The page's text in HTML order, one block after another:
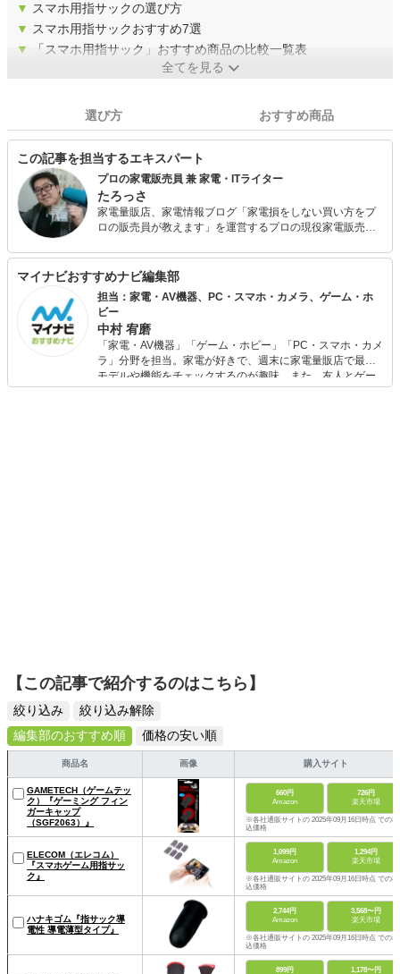
▼ スマホ用指サックの選び方
▼ スマホ用指サックおすすめ7選
▼
「スマホ用指サック」おすすめ商品の比較一覧表
全てを見る
選び方 おすすめ商品
この記事を担当するエキスパート
プロの家電販売員 兼 家電・ITライター
たろっさ
家電量販店、家電情報ブログ「家電損をしない買い方をプ
ロの販売員が教えます」を運営するプロの現役家電販売
ルバイトを経てそのまま家電量販店の道へと進んで15年
弱。 個人で年間2億円を売り上げ、数々の法人内コンテス
ト等で表彰された経験を持っています。 家電アドバイザー
の資格を有し、家電と名の付く物全てに精通しています。
家電で分からないことはありません。 現在は家電ライター
の業務も通して「全ての人が平等に良い家電に巡り会える
機会の提供」に尽力しています。
マイナビおすすめナビ編集部
担当：家電・AV機器、PC・スマホ・カメラ、ゲーム・ホ
ビー
中村 宥磨
「家電・AV機器」「ゲーム・ホビー」「PC・スマホ・カメ
ラ」分野を担当。家電が好きで、週末に家電量販店で最新
モデルや機能をチェックするのが趣味。また、友人とゲー
ムを楽しみながら、新作タイトルやイベント情報もいち早
【この記事で紹介するのはこちら】
絞り込み
絞り込み解除
編集部のおすすめ順
価格の安い順
商品名 画像 購入サイト
GAMETECH（ゲームテッ
ク）『ゲーミング フィン
ガーキャップ
（SGF2063）』
660円
Amazon
726円
楽天市場
※各社通販サイトの 2025年09月16日時点 での税
込価格
ELECOM（エレコム）
『スマホゲーム用指サッ
ク』
1,099円
Amazon
1,294円
楽天市場
※各社通販サイトの 2025年09月16日時点 での税
込価格
ハナキゴム『指サック導
電性 導電薄型タイプ』
2,744円
Amazon
3,568〜円
楽天市場
※各社通販サイトの 2025年09月16日時点 での税
込価格
899円
1,178〜円